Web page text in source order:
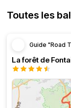
Toutes les
Guide "Road
La forêt de